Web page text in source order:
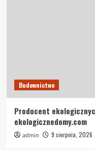
Budownictwo
Producent
ekologicznedomy.com
admin 9 sierpnia, 2026